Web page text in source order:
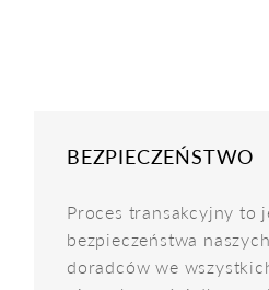
BEZPIECZEŃSTWO
Proces transakcyjny to
bezpieczeństwa
doradców we